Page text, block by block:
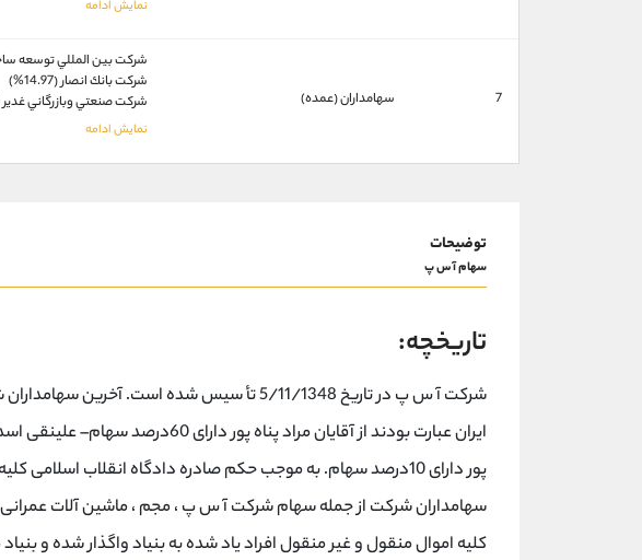
7 سهامداران (عمده)
شركت بين المللي توسعه ساختمان
شركت بانك انصار (14.97%)
شركت صنعتي وبازرگاني غدير
توضیحات
سهام آ س پ
تاریخچه:
شرکت آ س پ در تاریخ 5/11/1348 تأ سیس شده است.
پور دارای 10درصد سهام. به موجب حکم صادره دادگاه انقلاب
سهامداران شرکت از جمله سهام شرکت آ س پ ، مجم ، ماشین آلات عمرانی ،
کلیه اموال منقول و غیر منقول افراد یاد شده به بنیاد واگذار شده و